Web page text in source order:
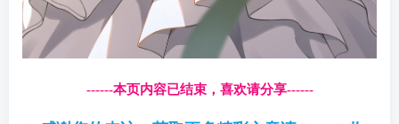
------本页内容已结束，喜欢请分享------